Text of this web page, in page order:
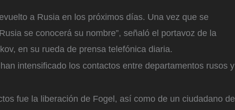
a Rusia en los próximos días. Una vez que se
se conocerá su nombre”, señaló el portavoz de la
en su rueda de prensa telefónica diaria.
intensificado los contactos entre departamentos rusos y
fue la liberación de Fogel, así como de un ciudadano de